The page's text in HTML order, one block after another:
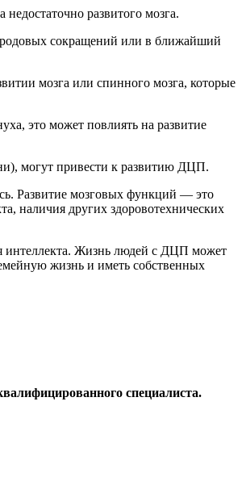
развитого мозга.
родовых сокращений или в ближайший
мозга или спинного мозга, которые
это может повлиять на развитие
могут привести к развитию ДЦП.
Развитие мозговых функций — это
наличия других здоровотехнических
интеллекта. Жизнь людей с ДЦП может
жизнь и иметь собственных
специалиста.